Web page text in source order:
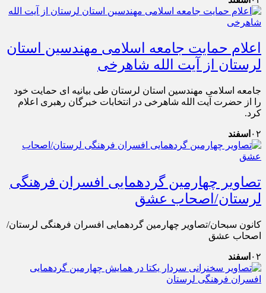
اعلام حمایت جامعه اسلامی مهندسین استان
لرستان از آیت الله شاهرخی
جامعه اسلامی مهندسین استان لرستان طی بیانیه ای حمایت خود
را از حضرت آیت الله شاهرخی در انتخابات خبرگان رهبری اعلام
کرد.
۰۲ اسفند
تصاویر چهارمین گردهمایی افسران فرهنگی
لرستان/اصحاب عشق
کانون سبحان/تصاویر چهارمین گردهمایی افسران فرهنگی لرستان/
اصحاب عشق
۰۲ اسفند